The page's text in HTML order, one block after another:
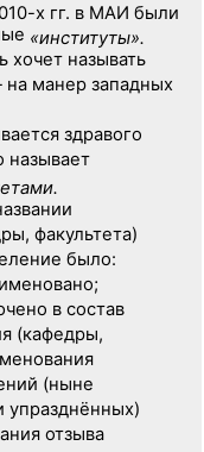
х гг. в МАИ были
«институты».
хочет называть
манер западных
здравого
называет
факультета)
было:
в состав
(кафедры,
(ныне
упразднённых)
отзыва